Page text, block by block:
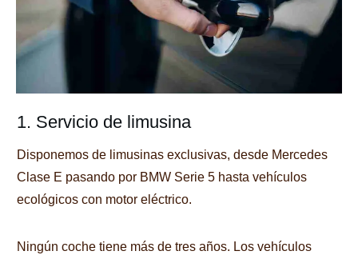
1. Servicio de limusina
Disponemos de limusinas exclusivas, desde Mercedes
Clase E pasando por BMW Serie 5 hasta vehículos
ecológicos con motor eléctrico.
Ningún coche tiene más de tres años. Los vehículos